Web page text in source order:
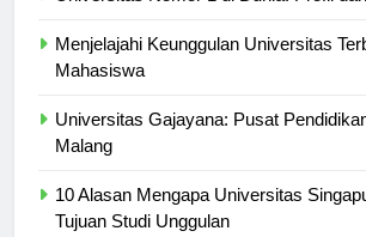
Menjelajahi Keunggulan Universitas
Universitas Gajayana: Pusat
10 Alasan Mengapa Universitas